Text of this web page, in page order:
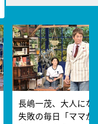
長嶋一茂、大人にな
失敗の毎日「ママが